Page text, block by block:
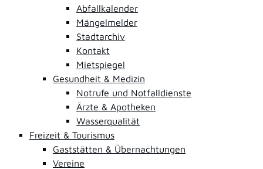
Abfallkalender
Mängelmelder
Stadtarchiv
Kontakt
Mietspiegel
Gesundheit & Medizin
Notrufe und Notfalldienste
Ärzte & Apotheken
Wasserqualität
Freizeit & Tourismus
Gaststätten & Übernachtungen
Vereine